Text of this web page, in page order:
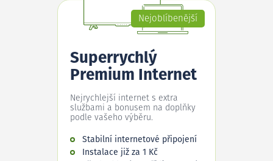
Nejoblíbenější
Superrychlý
Premium Internet
Nejrychlejší internet s extra
službami a bonusem na doplňky
podle vašeho výběru.
Stabilní internetové připojení
Instalace již za 1 Kč